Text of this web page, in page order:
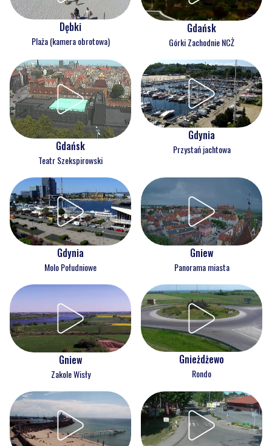
Dębki
Plaża (kamera obrotowa)
Gdańsk
Górki Zachodnie NCŻ
Gdańsk
Teatr Szekspirowski
Gdynia
Przystań jachtowa
Gdynia
Molo Południowe
Gniew
Panorama miasta
Gniew
Zakole Wisły
Gnieżdżewo
Rondo